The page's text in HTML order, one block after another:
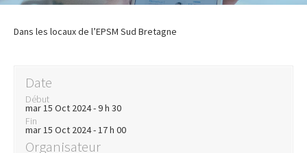
Dans les locaux de l’EPSM Sud Bretagne
Date
Début
mar 15 Oct 2024 - 9 h 30
Fin
mar 15 Oct 2024 - 17 h 00
Organisateur